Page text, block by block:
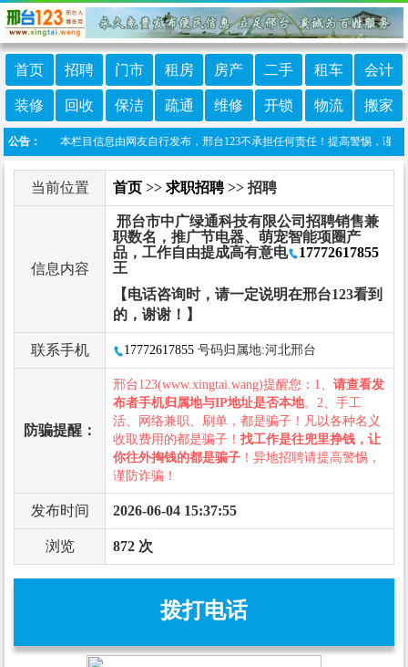
首页 招聘 门市 租房 房产 二手 租车 会计
装修 回收 保洁 疏通 维修 开锁 物流 搬家
公告：
责声明：本栏目信息由网友自行发布，邢台123不承担任何责任！提高警惕，谨防
当前位置 首页 >> 求职招聘>> 招聘
信息内容
邢台市中广绿通科技有限公司招聘销售兼
职数名，推广节电器、萌宠智能项圈产
品，工作自由提成高有意电
17772617855
王
【电话咨询时，请一定说明在邢台123看到
的，谢谢！】
联系手机 17772617855 号码归属地:河北邢台
防骗提醒：
邢台123(www.xingtai.wang)提醒您：1、 请查看发
布者手机归属地与IP地址是否本地。2、手工
活、网络兼职、刷单，都是骗子！凡以各种名义
收取费用的都是骗子！ 找工作是往兜里挣钱，让
你往外掏钱的都是骗子 ！异地招聘请提高警惕，
谨防诈骗！
发布时间 2026-06-04 15:37:55
浏览 872 次
拨打电话